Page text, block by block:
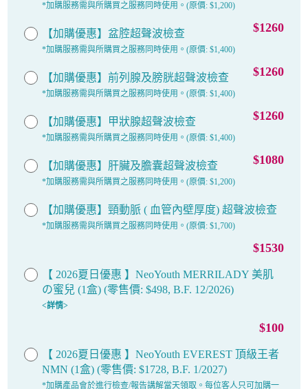
*加購服務需與所購買之服務同時使用。(原價: $1,200)
【加購優惠】盆腔超聲波檢查
*加購服務需與所購買之服務同時使用。(原價: $1,400)
$1260
【加購優惠】前列腺及膀胱超聲波檢查
*加購服務需與所購買之服務同時使用。(原價: $1,400)
$1260
【加購優惠】甲狀腺超聲波檢查
*加購服務需與所購買之服務同時使用。(原價: $1,400)
$1260
【加購優惠】肝臟及膽囊超聲波檢查
*加購服務需與所購買之服務同時使用。(原價: $1,200)
$1080
【加購優惠】頸動脈 ( 血管內壁厚度) 超聲波檢查
*加購服務需與所購買之服務同時使用。(原價: $1,700)
$1530
【 2026夏日優惠 】NeoYouth MERRILADY 美肌
の蜜兒 (1盒) (零售價: $498, B.F. 12/2026)
<詳情>
$100
【 2026夏日優惠 】NeoYouth EVEREST 頂級王者
NMN (1盒) (零售價: $1728, B.F. 1/2027)
*加購產品會於進行檢查/報告講解當天領取。每位客人只可加購一